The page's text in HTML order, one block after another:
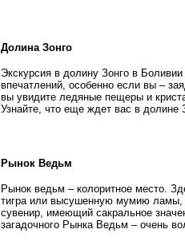
Долина Зонго
Экскурсия в долину Зонго в
впечатлений, особенно если вы –
вы увидите ледяные пещеры и
Узнайте, что еще ждет вас в долине
Рынок Ведьм
Рынок ведьм – колоритное место.
тигра или высушенную мумию ламы,
сувенир, имеющий сакральное
загадочного Рынка Ведьм – очень